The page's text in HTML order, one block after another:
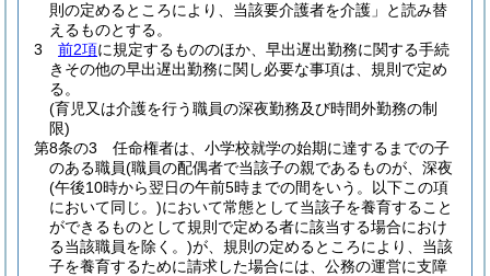
則の定めるところにより、当該要介護者を介護」と読み替
えるものとする。
3
前2項に規定するもののほか、早出遅出勤務に関する手続
きその他の早出遅出勤務に関し必要な事項は、規則で定め
る。
(育児又は介護を行う職員の深夜勤務及び時間外勤務の制
限)
第8条の3
任命権者は、小学校就学の始期に達するまでの子
のある職員(職員の配偶者で当該子の親であるものが、深夜
(午後10時から翌日の午前5時までの間をいう。以下この項
において同じ。)において常態として当該子を養育すること
ができるものとして規則で定める者に該当する場合におけ
る当該職員を除く。)が、規則の定めるところにより、当該
子を養育するために請求した場合には、公務の運営に支障